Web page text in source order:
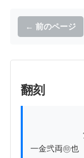
← 前のページ
翻刻
一金弐両㊞也